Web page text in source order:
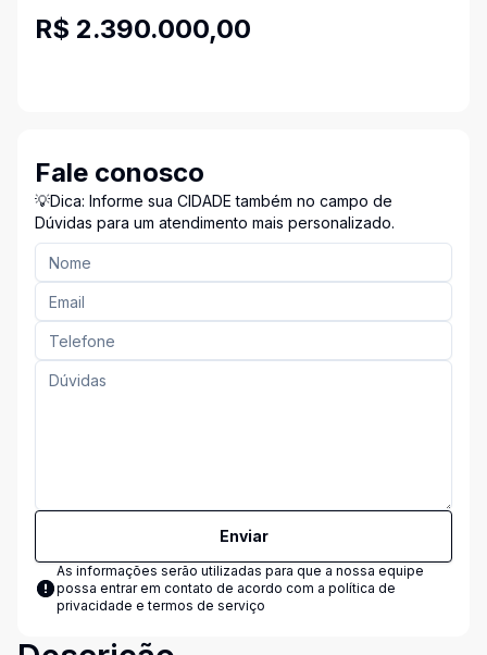
R$ 2.390.000,00
Fale conosco
💡Dica: Informe sua CIDADE também no campo de
Dúvidas para um atendimento mais personalizado.
Enviar
As informações serão utilizadas para que a nossa equipe
possa entrar em contato de acordo com a política de
privacidade e termos de serviço